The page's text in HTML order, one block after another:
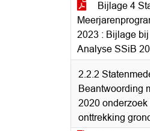
Bijlage 4
2023 : Bijlage
Analyse SSiB
2.2.2
Beantwoording
2020 onderzoek
onttrekking